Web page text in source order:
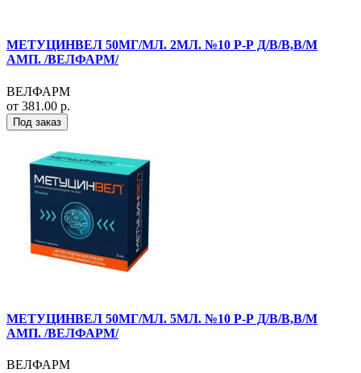
МЕТУЦИНВЕЛ 50МГ/МЛ. 2МЛ. №10 Р-Р Д/В/В,В/М
АМП. /ВЕЛФАРМ/
ВЕЛФАРМ
от 381.00 р.
Под заказ
МЕТУЦИНВЕЛ 50МГ/МЛ. 5МЛ. №10 Р-Р Д/В/В,В/М
АМП. /ВЕЛФАРМ/
ВЕЛФАРМ